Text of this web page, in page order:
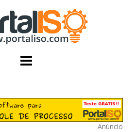
Anúncio